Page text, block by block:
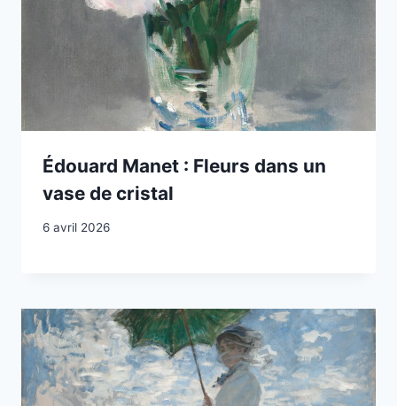
Édouard Manet : Fleurs dans un
vase de cristal
6 avril 2026